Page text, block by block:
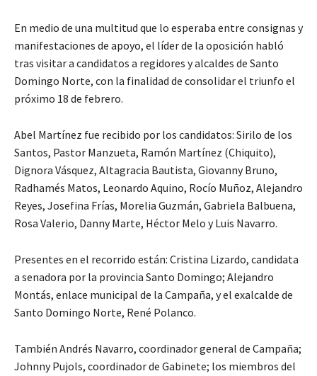
En medio de una multitud que lo esperaba entre consignas y
manifestaciones de apoyo, el líder de la oposición habló
tras visitar a candidatos a regidores y alcaldes de Santo
Domingo Norte, con la finalidad de consolidar el triunfo el
próximo 18 de febrero.
Abel Martínez fue recibido por los candidatos: Sirilo de los
Santos, Pastor Manzueta, Ramón Martínez (Chiquito),
Dignora Vásquez, Altagracia Bautista, Giovanny Bruno,
Radhamés Matos, Leonardo Aquino, Rocío Muñoz, Alejandro
Reyes, Josefina Frías, Morelia Guzmán, Gabriela Balbuena,
Rosa Valerio, Danny Marte, Héctor Melo y Luis Navarro.
Presentes en el recorrido están: Cristina Lizardo, candidata
a senadora por la provincia Santo Domingo; Alejandro
Montás, enlace municipal de la Campaña, y el exalcalde de
Santo Domingo Norte, René Polanco.
También Andrés Navarro, coordinador general de Campaña;
Johnny Pujols, coordinador de Gabinete; los miembros del